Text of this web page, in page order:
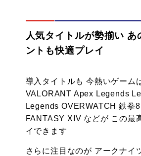
人気タイトルが勢揃い あ
ントも快適プレイ
導入タイトルも 今熱いゲーム
VALORANT Apex Legends
Legends OVERWATCH 鉄拳
FANTASY XIV などが この最
イできます
さらに注目なのが アークナイ